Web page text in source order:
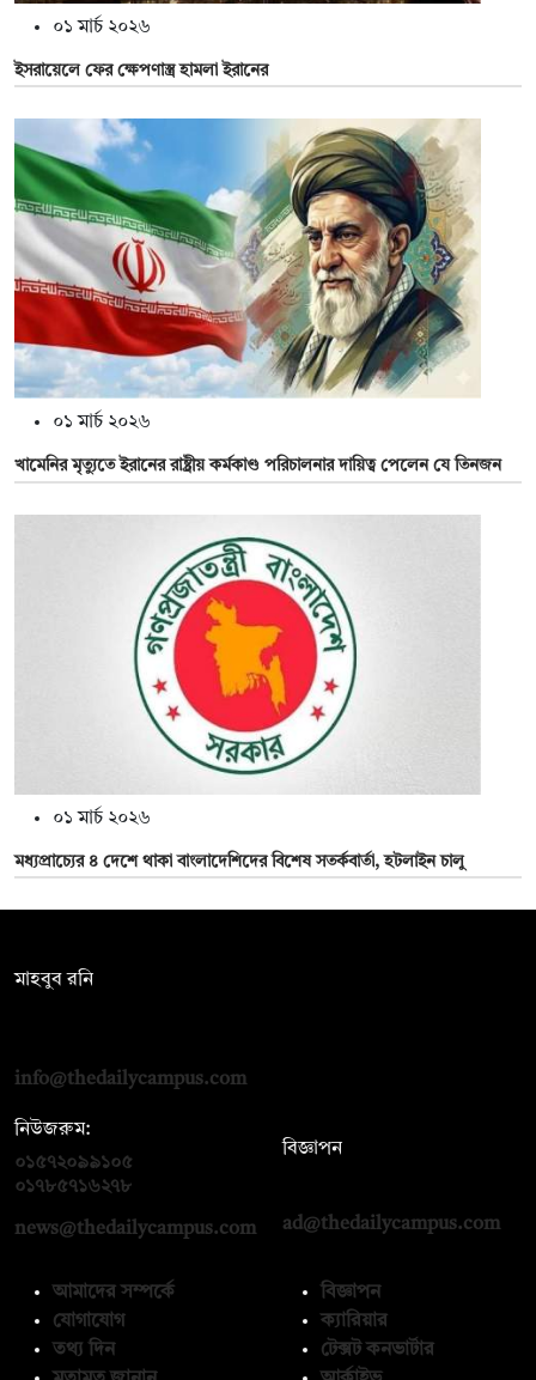
০১ মার্চ ২০২৬
ইসরায়েলে ফের ক্ষেপণাস্ত্র হামলা ইরানের
০১ মার্চ ২০২৬
খামেনির মৃত্যুতে ইরানের রাষ্ট্রীয় কর্মকাণ্ড পরিচালনার দায়িত্ব পেলেন যে তিনজন
০১ মার্চ ২০২৬
মধ্যপ্রাচ্যের ৪ দেশে থাকা বাংলাদেশিদের বিশেষ সতর্কবার্তা, হটলাইন চালু
মাহবুব রনি
info@thedailycampus.com
নিউজরুম:
০১৫৭২০৯৯১০৫
০১৭৮৫৭১৬২৭৮
news@thedailycampus.com
বিজ্ঞাপন
ad@thedailycampus.com
আমাদের সম্পর্কে
যোগাযোগ
তথ্য দিন
বিজ্ঞাপন
ক্যারিয়ার
টেক্সট কনভার্টার